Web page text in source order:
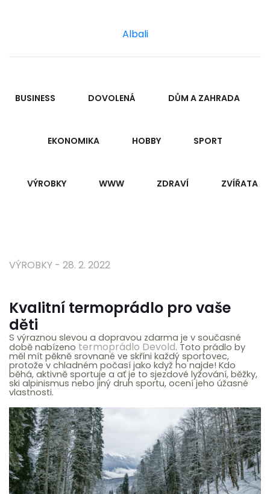
Albali
BUSINESS DOVOLENÁ DŮM A ZAHRADA
EKONOMIKA HOBBY SPORT
VÝROBKY WWW ZDRAVÍ ZVÍŘATA
VÝROBKY - 28. 2. 2022
Kvalitní termoprádlo pro vaše
děti
S výraznou slevou a dopravou zdarma je v současné
době nabízeno termoprádlo Devold. Toto prádlo by
měl mít pěkně srovnané ve skříni každý sportovec,
protože v chladném počasí jako když ho najde! Kdo
běhá, aktivně sportuje a ať je to sjezdové lyžování, běžky,
ski alpinismus nebo jiný druh sportu, ocení jeho úžasné
vlastnosti.